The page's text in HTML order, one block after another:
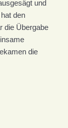
und
den
die Übergabe
die